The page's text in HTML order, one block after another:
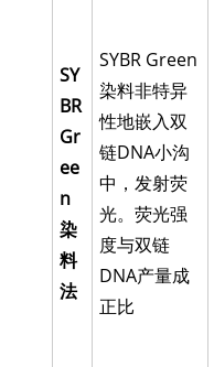
SY
BR
Gr
ee
n
染
料
法
SYBR Green
染料非特异
性地嵌入双
链DNA小沟
中，发射荧
光。荧光强
度与双链
DNA产量成
正比